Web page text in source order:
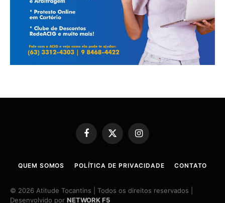
Facebook
X
(Twitter)
Instagram
QUEM SOMOS POLÍTICA DE PRIVACIDADE CONTATO
© 2026 Atitude Tocantins | Todos os direitos reservados |
Desenvolvido por NETWORK F5